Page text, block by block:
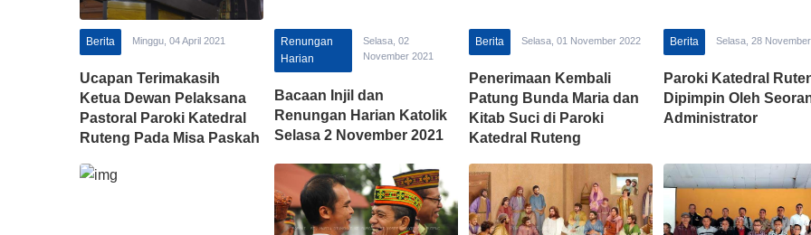
Berita Minggu, 04 April 2021
Ucapan Terimakasih
Ketua Dewan Pelaksana
Pastoral Paroki Katedral
Ruteng Pada Misa Paskah
Renungan
Harian
Selasa, 02
November 2021
Bacaan Injil dan
Renungan Harian Katolik
Selasa 2 November 2021
Berita Selasa, 01 November 2022
Penerimaan Kembali
Patung Bunda Maria dan
Kitab Suci di Paroki
Katedral Ruteng
Berita Selasa, 28
Paroki Katedral
Dipimpin Oleh
Administrator